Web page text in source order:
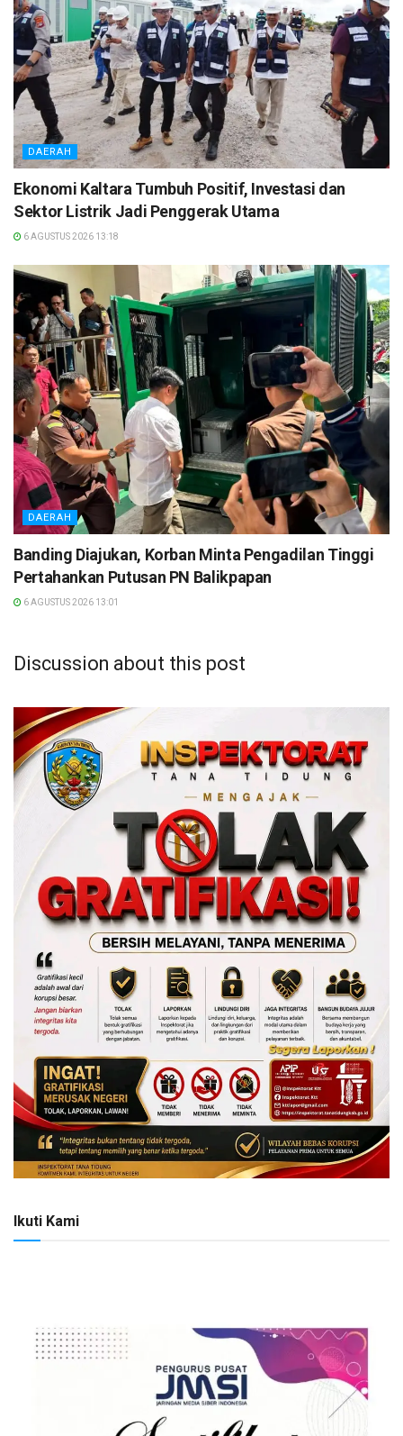
DAERAH
Ekonomi Kaltara Tumbuh Positif, Investasi dan
Sektor Listrik Jadi Penggerak Utama
6 AGUSTUS 2026 13:18
DAERAH
Banding Diajukan, Korban Minta Pengadilan Tinggi
Pertahankan Putusan PN Balikpapan
6 AGUSTUS 2026 13:01
Discussion about this post
Ikuti Kami